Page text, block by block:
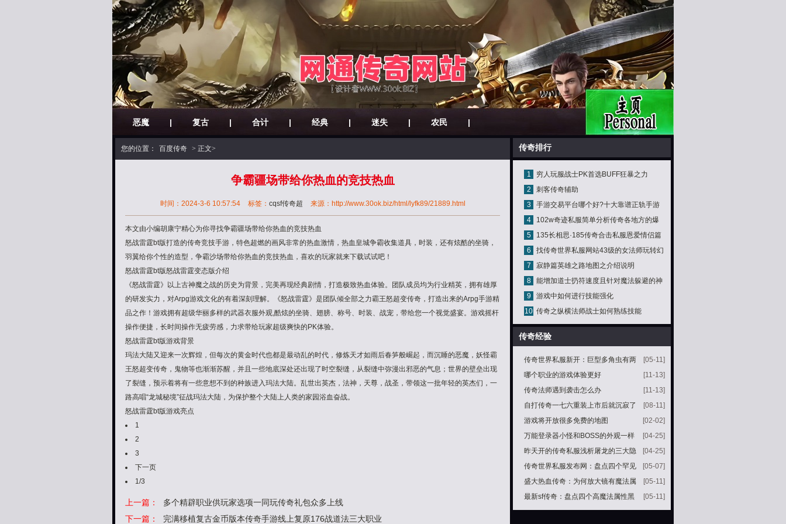
恶魔 | 复古 | 合计 | 经典 | 迷失 | 农民 |
您的位置： 百度传奇 > 正文>
争霸疆场带给你热血的竞技热血
时间：2024-3-6 10:57:54 标签： cqsf传奇超 来源：http://www.30ok.biz/html/lyfk89/21889.html
本文由小编胡康宁精心为你寻找争霸疆场带给你热血的竞技热血
怒战雷霆bt版打造的传奇竞技手游，特色超燃的画风非常的热血激情，热血皇城争霸收集道具，时装，还有炫酷的坐骑，
羽翼给你个性的造型，争霸沙场带给你热血的竞技热血，喜欢的玩家就来下载试试吧！
怒战雷霆bt版怒战雷霆变态版介绍
《怒战雷霆》以上古神魔之战的历史为背景，完美再现经典剧情，打造极致热血体验。团队成员均为行业精英，拥有雄厚
的研发实力，对Arpg游戏文化的有着深刻理解。《怒战雷霆》是团队倾全部之力霸王怒超变传奇，打造出来的Arpg手游精
品之作！游戏拥有超级华丽多样的武器衣服外观,酷炫的坐骑、翅膀、称号、时装、战宠，带给您一个视觉盛宴。游戏摇杆
操作便捷，长时间操作无疲劳感，力求带给玩家超级爽快的PK体验。
怒战雷霆bt版游戏背景
玛法大陆又迎来一次辉煌，但每次的黄金时代也都是最动乱的时代，修炼天才如雨后春笋般崛起，而沉睡的恶魔，妖怪霸
王怒超变传奇，鬼物等也渐渐苏醒，并且一些地底深处还出现了时空裂缝，从裂缝中弥漫出邪恶的气息；世界的壁垒出现
了裂缝，预示着将有一些意想不到的种族进入玛法大陆。乱世出英杰，法神，天尊，战圣，带领这一批年轻的英杰们，一
路高唱“龙城秘境”征战玛法大陆，为保护整个大陆上人类的家园浴血奋战。
怒战雷霆bt版游戏亮点
1
2
3
下一页
1/3
上一篇：
多个精辟职业供玩家选项一同玩传奇礼包众多上线
下一篇：
完满移植复古金币版本传奇手游线上复原176战道法三大职业
传奇排行
1
穷人玩服战士PK首选BUFF狂暴之力
2
刺客传奇辅助
3
手游交易平台哪个好?十大靠谱正轨手游
排行榜2022
4
102w奇迹私服简单分析传奇各地方的爆
率
5
135长相思·185传奇合击私服恩爱情侣篇
之三
6
找传奇世界私服网站43级的女法师玩转幻
境十
7
寂静篇英雄之路地图之介绍说明
8
能增加道士扔符速度且针对魔法躲避的神
链灵魂项链
9
游戏中如何进行技能强化
10 传奇之纵横法师战士如何熟练技能
传奇经验
[05-11]
传奇世界私服新开：巨型多角虫有两
种它们都是当年最火爆的怪物之一
[11-13]
哪个职业的游戏体验更好
[11-13]
传奇法师遇到袭击怎么办
[08-11]
自打传奇一七六重装上市后就沉寂了
很长一段时间
[02-02]
游戏将开放很多免费的地图
[04-25]
万能登录器小怪和BOSS的外观一样
小怪却比BOSS受欢迎
[04-25]
昨天开的传奇私服浅析屠龙的三大隐
藏属性其中一个公认两个传说
[05-07]
传奇世界私服发布网：盘点四个罕见
的大极品小手镯第四个属性逆天
[05-11]
盛大热血传奇：为何放大镜有魔法属
性原来和赤月恶魔的灵魂碎片有关
[05-11]
最新sf传奇：盘点四个高魔法属性黑
檀手镯第四个加了7点极品属性